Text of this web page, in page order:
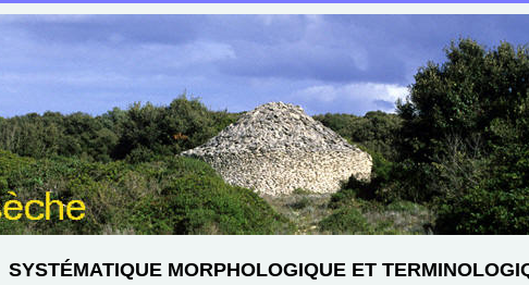
SYSTÉMATIQUE MORPHOLOGIQUE ET